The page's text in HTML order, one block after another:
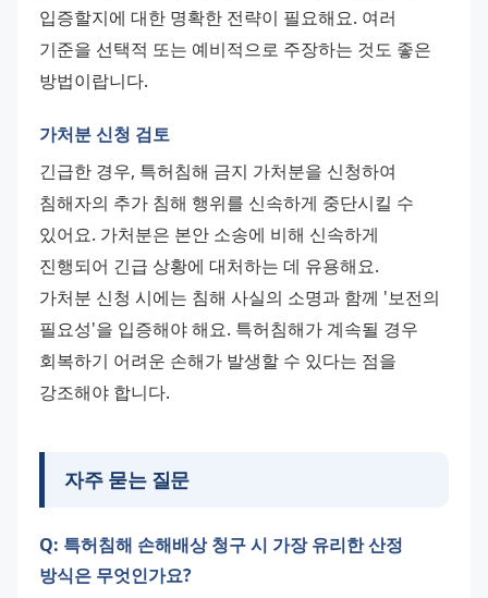
입증할지에 대한 명확한 전략이 필요해요. 여러
기준을 선택적 또는 예비적으로 주장하는 것도 좋은
방법이랍니다.
가처분 신청 검토
긴급한 경우, 특허침해 금지 가처분을 신청하여
침해자의 추가 침해 행위를 신속하게 중단시킬 수
있어요. 가처분은 본안 소송에 비해 신속하게
진행되어 긴급 상황에 대처하는 데 유용해요.
가처분 신청 시에는 침해 사실의 소명과 함께 '보전의
필요성'을 입증해야 해요. 특허침해가 계속될 경우
회복하기 어려운 손해가 발생할 수 있다는 점을
강조해야 합니다.
자주 묻는 질문
Q: 특허침해 손해배상 청구 시 가장 유리한 산정
방식은 무엇인가요?